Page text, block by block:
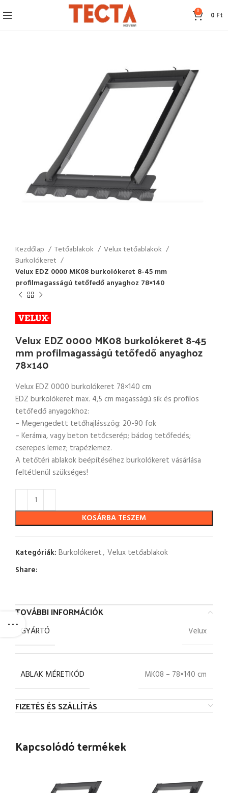
0 0 Ft
Kezdőlap Tetőablakok
Velux tetőablakok
Burkolókeret
Velux EDZ 0000 MK08 burkolókeret 8-45 mm
profilmagasságú tetőfedő anyaghoz 78×140
Velux EDZ 0000 MK08 burkolókeret 8-45
mm profilmagasságú tetőfedő anyaghoz
78×140
Velux EDZ 0000 burkolókeret 78×140 cm
EDZ burkolókeret max. 4,5 cm magasságú sík és profilos
tetőfedő anyagokhoz:
– Megengedett tetőhajlásszög: 20-90 fok
– Kerámia, vagy beton tetőcserép; bádog tetőfedés;
cserepes lemez; trapézlemez.
A tetőtéri ablakok beépítéséhez burkolókeret vásárlása
feltétlenül szükséges!
KOSÁRBA TESZEM
Kategóriák: Burkolókeret, Velux tetőablakok
Share:
TOVÁBBI INFORMÁCIÓK
GYÁRTÓ Velux
ABLAK MÉRETKÓD MK08 – 78×140 cm
FIZETÉS ÉS SZÁLLÍTÁS
Kapcsolódó termékek